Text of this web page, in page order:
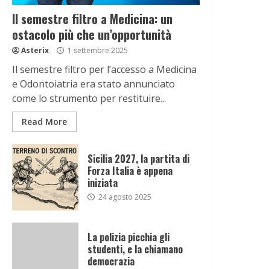
Il semestre filtro a Medicina: un
ostacolo più che un’opportunità
Asterix 1 settembre 2025
Il semestre filtro per l’accesso a Medicina
e Odontoiatria era stato annunciato
come lo strumento per restituire...
Read More
Sicilia 2027, la partita di
Forza Italia è appena
iniziata
24 agosto 2025
La polizia picchia gli
studenti, e la chiamano
democrazia